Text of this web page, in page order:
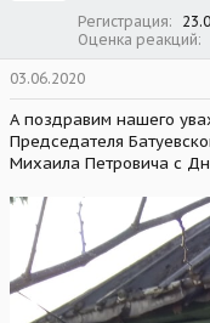
а
л
а
Регистрация
Оценка реакций
03.06.2020
А поздравим нашего
Председателя
Михаила Петровича с